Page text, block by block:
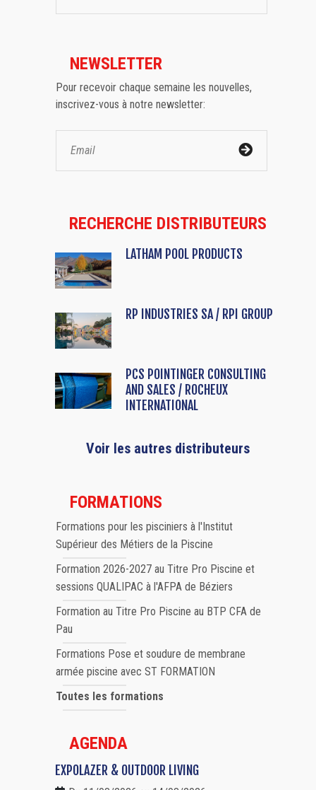
NEWSLETTER
Pour recevoir chaque semaine les nouvelles,
inscrivez-vous à notre newsletter:
RECHERCHE DISTRIBUTEURS
LATHAM POOL PRODUCTS
RP INDUSTRIES SA / RPI GROUP
PCS POINTINGER CONSULTING
AND SALES / ROCHEUX
INTERNATIONAL
Voir les autres distributeurs
FORMATIONS
Formations pour les pisciniers à l'Institut
Supérieur des Métiers de la Piscine
Formation 2026-2027 au Titre Pro Piscine et
sessions QUALIPAC à l'AFPA de Béziers
Formation au Titre Pro Piscine au BTP CFA de
Pau
Formations Pose et soudure de membrane
armée piscine avec ST FORMATION
Toutes les formations
AGENDA
EXPOLAZER & OUTDOOR LIVING